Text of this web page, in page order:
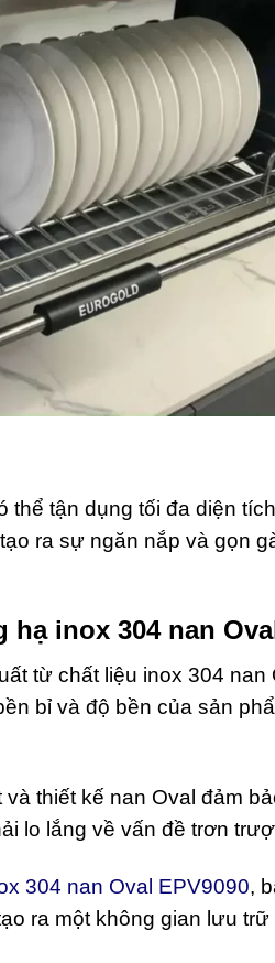
tận dụng tối đa diện
ra sự ngăn nắp và gọn
inox 304 nan
từ chất liệu inox 304 nan
bỉ và độ bền của sản
thiết kế nan Oval đảm
lo lắng về vấn đề trơn
304 nan Oval EPV9090,
ra một không gian lưu